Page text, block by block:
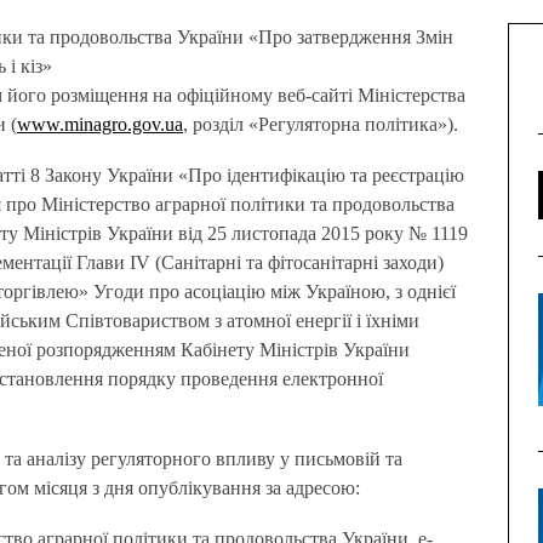
кіз»
розміщення на офіційному веб-сайті Міністерства
(www.minagro.gov.ua, розділ «Регуляторна політика»).
8 Закону України «Про ідентифікацію та реєстрацію
Міністерство аграрної політики та продовольства
Міністрів України від 25 листопада 2015 року № 1119
Глави IV (Санітарні та фітосанітарні заходи)
Угоди про асоціацію між Україною, з однієї
Співтовариством з атомної енергії і їхніми
розпорядженням Кабінету Міністрів України
порядку проведення електронної
аналізу регуляторного впливу у письмовій та
місяця з дня опублікування за адресою:
аграрної політики та продовольства України, e-